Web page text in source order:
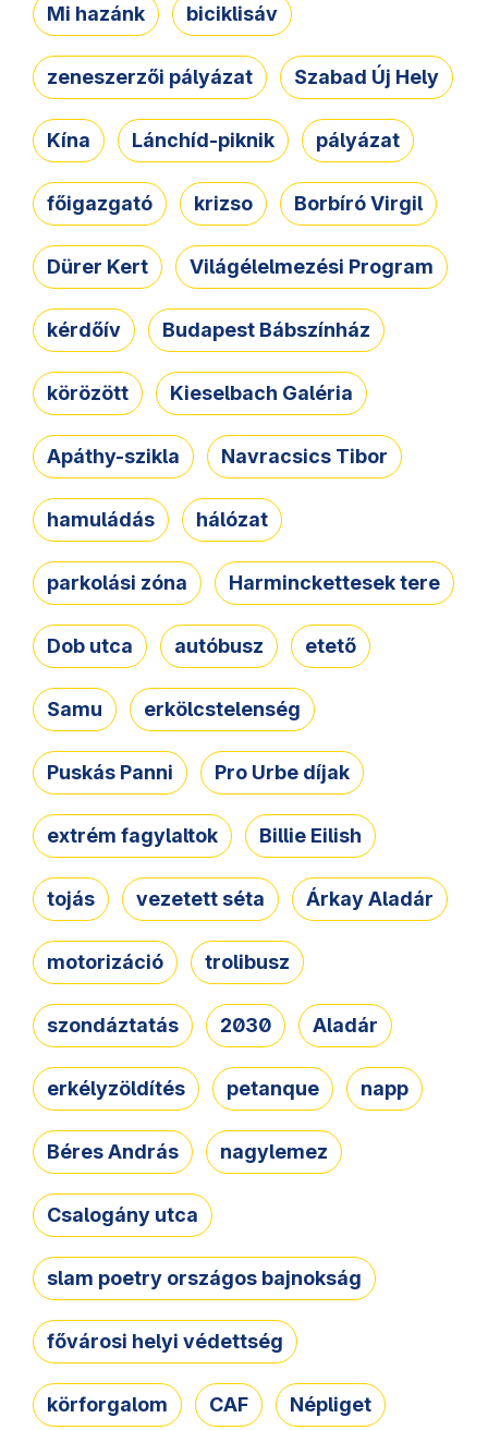
Mi hazánk biciklisáv
zeneszerzői pályázat Szabad Új Hely
Kína Lánchíd-piknik pályázat
főigazgató krizso Borbíró Virgil
Dürer Kert Világélelmezési Program
kérdőív Budapest Bábszínház
körözött Kieselbach Galéria
Apáthy-szikla Navracsics Tibor
hamuládás hálózat
parkolási zóna Harminckettesek tere
Dob utca autóbusz etető
Samu erkölcstelenség
Puskás Panni Pro Urbe díjak
extrém fagylaltok Billie Eilish
tojás vezetett séta Árkay Aladár
motorizáció trolibusz
szondáztatás 2030 Aladár
erkélyzöldítés petanque napp
Béres András nagylemez
Csalogány utca
slam poetry országos bajnokság
fővárosi helyi védettség
körforgalom CAF Népliget